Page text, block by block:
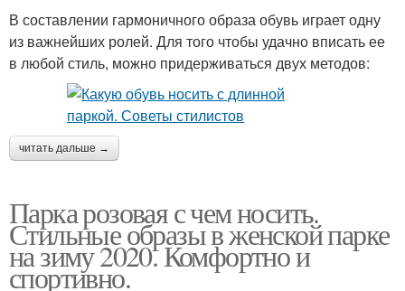
В составлении гармоничного образа обувь играет одну
из важнейших ролей. Для того чтобы удачно вписать ее
в любой стиль, можно придерживаться двух методов:
читать дальше →
Парка розовая с чем носить.
Стильные образы в женской парке
на зиму 2020. Комфортно и
спортивно.